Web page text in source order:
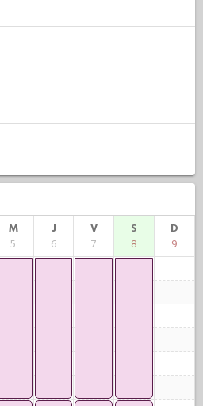
M
5
J
6
V
7
S
8
D
9